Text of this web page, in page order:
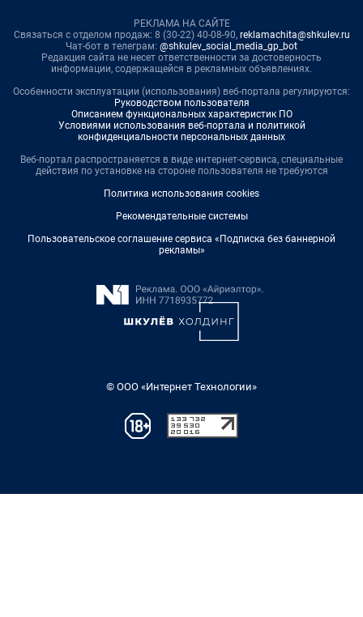
РЕКЛАМА НА САЙТЕ
Связаться с отделом продаж: 8 (30-22) 40-08-90, reklamachita@shkulev.ru
Чат-бот в телеграм: @shkulev_social_media_gp_bot
Редакция сайта не несет ответственности за достоверность
информации, содержащейся в рекламных объявлениях.
Особенности эксплуатации (использования) веб-портала регулируются:
Руководством пользователя
Описанием функциональных характеристик ПО
Условиями использования веб-портала и политикой
конфиденциальности персональных данных
Веб-портал распространяется в виде интернет-сервиса, специальные
действия по установке на стороне пользователя не требуются
Политика использования cookies
Рекомендательные системы
Пользовательское соглашение сервиса «Подписка без баннерной
рекламы»
© ООО «Интернет Технологии»